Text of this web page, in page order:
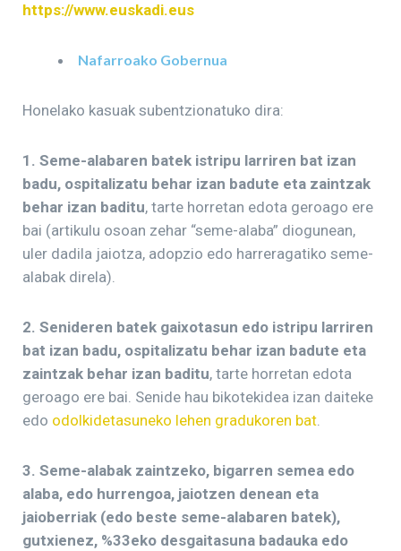
https://www.euskadi.eus
Nafarroako Gobernua
Honelako kasuak subentzionatuko dira:
1. Seme-alabaren batek istripu larriren bat izan
badu, ospitalizatu behar izan badute eta zaintzak
behar izan baditu, tarte horretan edota geroago ere
bai (artikulu osoan zehar “seme-alaba” diogunean,
uler dadila jaiotza, adopzio edo harreragatiko seme-
alabak direla).
2. Senideren batek gaixotasun edo istripu larriren
bat izan badu, ospitalizatu behar izan badute eta
zaintzak behar izan baditu, tarte horretan edota
geroago ere bai. Senide hau bikotekidea izan daiteke
edo odolkidetasuneko lehen gradukoren bat.
3. Seme-alabak zaintzeko, bigarren semea edo
alaba, edo hurrengoa, jaiotzen denean eta
jaioberriak (edo beste seme-alabaren batek),
gutxienez, %33eko desgaitasuna badauka edo